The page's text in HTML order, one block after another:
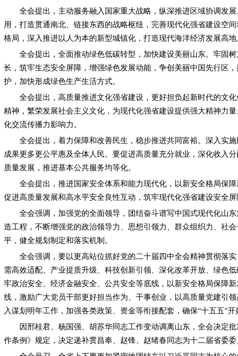
全会提出，主动服务融入国家重大战略，纵深推进区域协调发
用，打造贯通南北、链接东西的战略枢纽，完善现代化强省建设空
格局，深入推进以人为本的新型城镇化，打造现代海洋经济发展高地
全会提出，全面推动绿色低碳转型，加快建设美丽山东。牢固
长，筑牢生态安全屏障，增强绿色发展动能，争创美丽中国先行区
护，加快形成绿色生产生活方式。
全会提出，高质量推进文化强省建设，更好担负起新时代的文
精神，繁荣发展社会主义文化，为现代化强省建设提供强大精神力
化交流传播力影响力。
全会提出，着力保障和改善民生，稳步推进共同富裕。深入实
成果更多更公平惠及全体人民。要促进高质量充分就业，深化收入
质量发展，推进基本公共服务均等化。
全会提出，推进国家安全体系和能力现代化，以新安全格局保
促进高质量发展和高水平安全良性互动，筑牢现代化强省建设安全
全会强调，加强党的全面领导，团结奋斗谱写中国式现代化山
造工程，不断增强党的政治领导力、思想引领力、群众组织力、社
平，健全规划制定和落实机制。
全会强调，要以更高站位抓好党的二十届四中全会精神贯彻落
需高效适配、产业提质升级、科技创新引领、深化改革开放、绿色
牢政治安全、经济金融安全、公共安全等底线，以新安全格局保障
线，激励广大党员干部更好担当作为、干事创业，以高质量党建引
入谋划明年工作，加强各类政策、资金等衔接配套，确保“十五五”开
因邢桂君、杨国强、胡苏华同志工作变动调离山东，全会决定
作条例》规定，决定递补贯昌奉、赵锋、赵绪春同志为十二届省委委